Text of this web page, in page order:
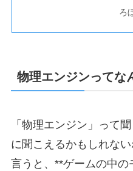
ろ
物理エンジンってな
「物理エンジン」って
に聞こえるかもしれな
言うと、**ゲームの中の